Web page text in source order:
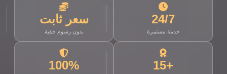
24/7
خدمة مستمرة
سعر ثابت
بدون رسوم خفية
+15
100%